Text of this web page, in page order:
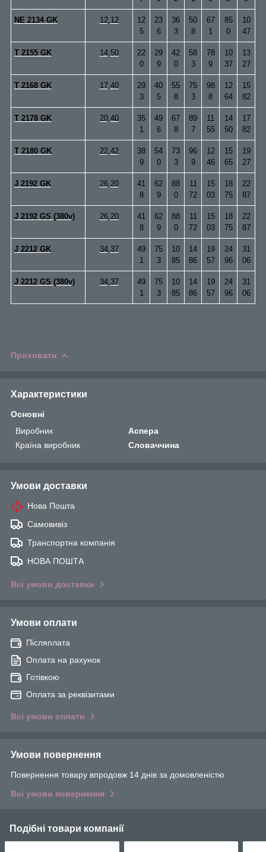
NE 2134 GK 12,12
12
5
23
6
36
3
50
8
67
1
85
0
10
47
T 2155 GK 14,50
22
0
29
9
42
0
58
3
78
9
10
37
13
27
T 2168 GK 17,40
29
3
40
5
55
8
75
3
98
8
12
64
15
82
T 2178 GK 20,40
35
1
49
6
67
8
89
7
11
55
14
50
17
82
T 2180 GK 22,42
38
9
54
0
73
3
96
9
12
46
15
65
19
27
J 2192 GK 26,20
41
8
62
9
88
0
11
72
15
03
18
75
22
87
J 2192 GS (380v) 26,20
41
8
62
9
88
0
11
72
15
03
18
75
22
87
J 2212 GK 34,37
49
1
75
3
10
85
14
86
19
57
24
96
31
06
J 2212 GS (380v) 34,37
49
1
75
3
10
85
14
86
19
57
24
96
31
06
Приховати
Характеристики
Основні
Виробник
Аспера
Країна виробник
Словаччина
Умови доставки
Нова Пошта
Самовивіз
Транспортна компанія
НОВА ПОШТА
Всі умови доставки
Умови оплати
Післяплата
Оплата на рахунок
Готівкою
Оплата за реквізитами
Всі умови оплати
Умови повернення
Повернення товару впродовж 14 днів за домовленістю
Всі умови повернення
Подібні товари компанії